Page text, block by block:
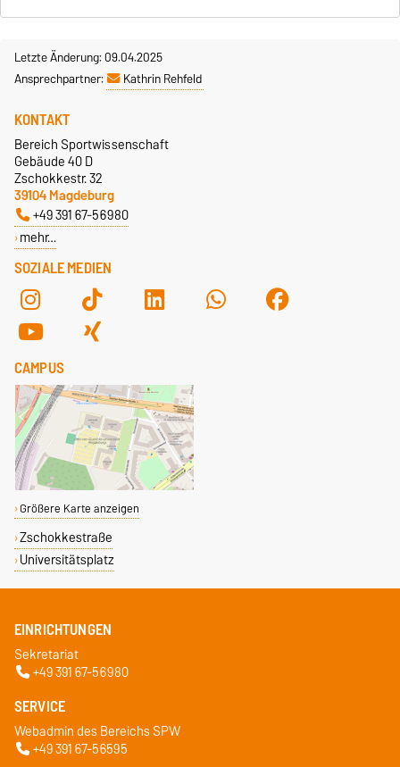
Letzte Änderung: 09.04.2025
Ansprechpartner:
Kathrin Rehfeld
SOZIALE MEDIEN
KONTAKT
Bereich Sportwissenschaft
Gebäude 40 D
Zschokkestr. 32
39104 Magdeburg
+49 391 67-56980
mehr…
CAMPUS
Größere Karte anzeigen
Zschokkestraße
Universitätsplatz
EINRICHTUNGEN
Sekretariat
+49 391 67-56980
SERVICE
Webadmin des Bereichs SPW
+49 391 67-56595